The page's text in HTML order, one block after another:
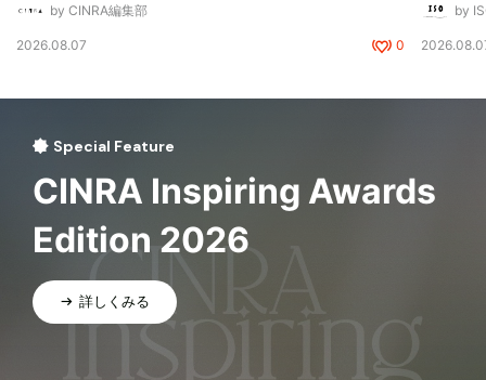
by CINRA編集部
2026.08.07 0
by
Special Feature
CINRA Inspiring Awards
Edition 2026
詳しくみる